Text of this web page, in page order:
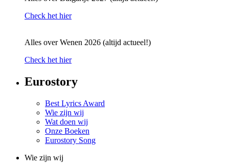
Check het hier
Alles over Wenen 2026 (altijd actueel!)
Check het hier
Eurostory
Best Lyrics Award
Wie zijn wij
Wat doen wij
Onze Boeken
Eurostory Song
Wie zijn wij